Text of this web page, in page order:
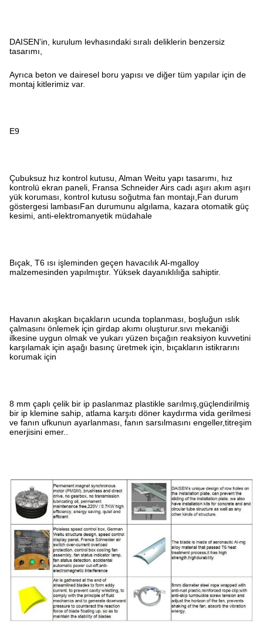
DAISEN'in, kurulum levhasındaki sıralı deliklerin benzersiz
tasarımı,
Ayrıca beton ve dairesel boru yapısı ve diğer tüm yapılar için de
montaj kitlerimiz var.
E9
Çubuksuz hız kontrol kutusu, Alman Weitu yapı tasarımı, hız
kontrolü ekran paneli, Fransa Schneider Airs cadı aşırı akım aşırı
yük koruması, kontrol kutusu soğutma fan montajı,Fan durum
göstergesi lambasıFan durumunu algılama, kazara otomatik güç
kesimi, anti-elektromanyetik müdahale
Bıçak, T6 ısı işleminden geçen havacılık Al-mgalloy
malzemesinden yapılmıştır. Yüksek dayanıklılığa sahiptir.
Havanın akışkan bıçakların ucunda toplanması, boşluğun ıslık
çalmasını önlemek için girdap akımı oluşturur.sıvı mekaniği
ilkesine uygun olmak ve yukarı yüzen bıçağın reaksiyon kuvvetini
karşılamak için aşağı basınç üretmek için, bıçakların istikrarını
korumak için
8 mm çaplı çelik bir ip paslanmaz plastikle sarılmış,güçlendirilmiş
bir ip klemine sahip, atlama karşıtı döner kaydırma vida gerilmesi
ve fanın ufkunun ayarlanması, fanın sarsılmasını engeller,titreşim
enerjisini emer..